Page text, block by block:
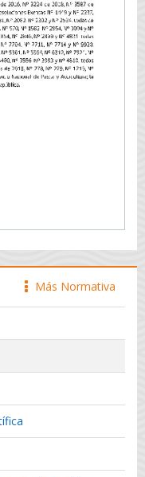
icono
Más Normativa